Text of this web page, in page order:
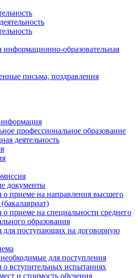
информационно-образовательная
письма, поздравления
профессиональное образование
деятельность
документы
приеме на направления высшего
приеме на специальности среднего
образования
поступающих на договорную
для поступления
вступительных испытаниях
и стоимость обучения